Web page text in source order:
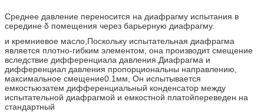
Среднее давление переносится на диафрагму испытания в
середине δ помещения через барьерную диафрагму.
и кремниевое масло, Поскольку испытательная диафрагма
является плотно-гибким элементом, она производит смещение
вследствие дифференциала давления. Диафрагма и
дифференциал давления пропорциональны направлению,
максимальное смещение0.1мм, Он испытывается
емкостьюзатем дифференциальный конденсатор между
испытательной диафрагмой и емкостной платойпереведен на
стандартный